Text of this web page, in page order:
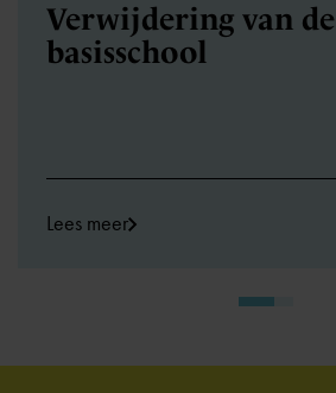
Verwijdering van de
basisschool
Lees meer